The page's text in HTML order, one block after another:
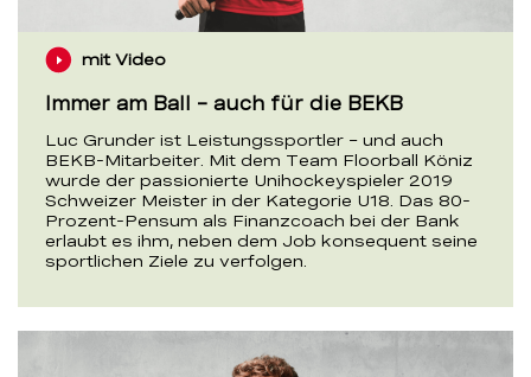
mit Video
Immer am Ball – auch für die BEKB
Luc Grunder ist Leistungssportler – und auch
BEKB-Mitarbeiter. Mit dem Team Floorball Köniz
wurde der passionierte Unihockeyspieler 2019
Schweizer Meister in der Kategorie U18. Das 80-
Prozent-Pensum als Finanzcoach bei der Bank
erlaubt es ihm, neben dem Job konsequent seine
sportlichen Ziele zu verfolgen.